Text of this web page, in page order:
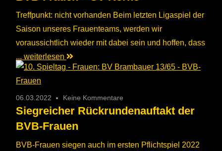
Treffpunkt: nicht vorhanden Beim letzten Ligaspiel der
Saison unseres Frauenteams, werden wir
voraussichtlich wieder mit dabei sein und hoffen, dass
... weiterlesen
06.03.2022 Keine Kommentare
Siegreicher Rückrundenauftakt der
BVB-Frauen
BVB-Frauen siegen auch im ersten Pflichtspiel 2022